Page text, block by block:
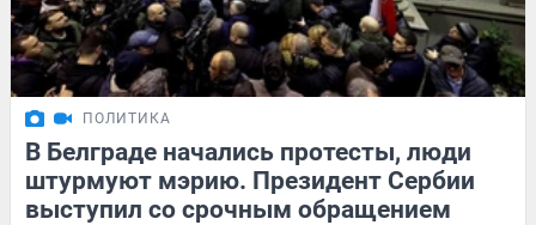
ПОЛИТИКА
В Белграде начались протесты, люди
штурмуют мэрию. Президент Сербии
выступил со срочным обращением